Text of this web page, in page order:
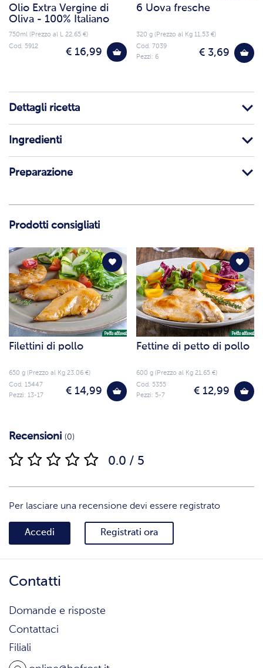
Olio Extra Vergine di
Oliva - 100% Italiano
750ml (Prezzo al L 22.65 €)
€ 16,99
Cod. 5912
6 Uova fresche
320 g (Prezzo al Kg 11.53 €)
€ 3,69
Cod. 7039
Pezzi: 6
Dettagli ricetta
Ingredienti
Preparazione
Prodotti consigliati
Filettini di pollo
650 g (Prezzo al Kg 23.06 €)
€ 14,99
Cod. 15447
Pezzi: 13-17
Fettine di petto di pollo
600 g (Prezzo al Kg 21.65 €)
€ 12,99
Cod. 5355
Pezzi: 5-7
Recensioni (0)
0.0 / 5
Per lasciare una recensione devi essere registrato
Accedi Registrati ora
Contatti
Domande e risposte
Contattaci
Filiali